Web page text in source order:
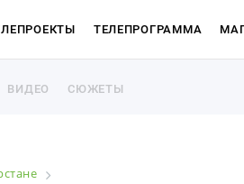
ВИДЕО СЮЖЕТЫ
ТЕЛЕПРОГРАММА
ВИДЕО СЮЖЕТЫ